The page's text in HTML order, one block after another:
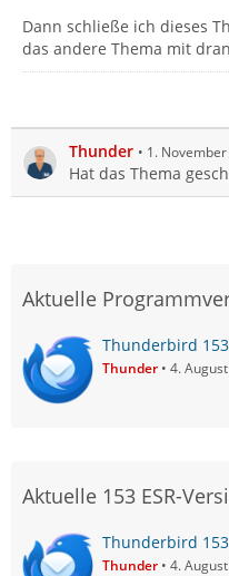
Dann schließe ich dieses
das andere Thema mit
Thunder 1.
Hat das Thema
Aktuelle
Thunderbird
Thunder 4.
Aktuelle 153 ESR-
Thunderbird
Thunder 4.